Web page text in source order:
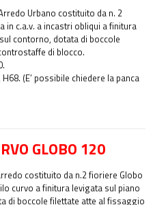
Urbano costituito da n. 2
in c.a.v. a incastri obliqui a finitura
contorno, dotata di boccole
di blocco.
(E’ possibile chiedere la panca
GLOBO 120
costituito da n.2 fioriere Globo
curvo a finitura levigata sul piano
di boccole filettate atte al fissaggio